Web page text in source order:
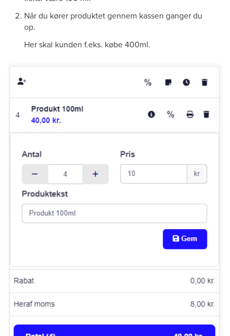
Når du kører produktet gennem kassen ganger du
op.
Her skal kunden f.eks. købe 400ml.